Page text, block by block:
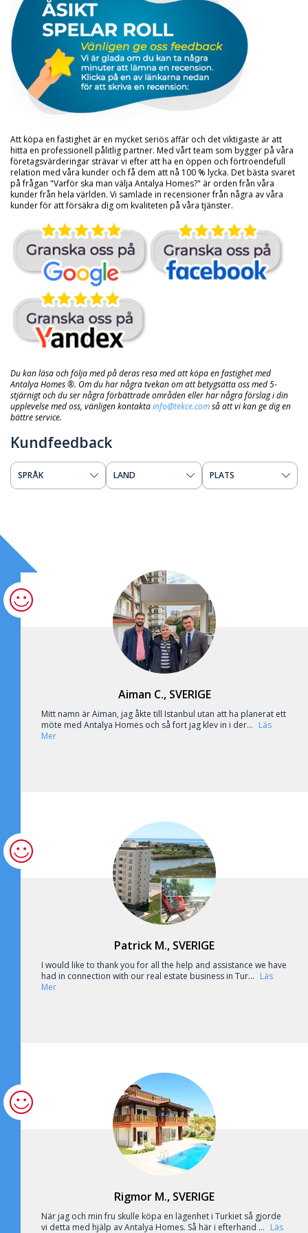
Att köpa en fastighet är en mycket seriös affär och det viktigaste är att
hitta en professionell pålitlig partner. Med vårt team som bygger på våra
företagsvärderingar strävar vi efter att ha en öppen och förtroendefull
relation med våra kunder och få dem att nå 100 % lycka. Det bästa svaret
på frågan "Varför ska man välja Antalya Homes?" är orden från våra
kunder från hela världen. Vi samlade in recensioner från några av våra
kunder för att försäkra dig om kvaliteten på våra tjänster.
Du kan läsa och följa med på deras resa med att köpa en fastighet med
Antalya Homes ®. Om du har några tvekan om att betygsätta oss med 5-
stjärnigt och du ser några förbättrade områden eller har några förslag i din
upplevelse med oss, vänligen kontaktainfo@tekce.comså att vi kan ge dig en
bättre service.
Kundfeedback
SPRÅK LAND PLATS
Aiman C., SVERIGE
Mitt namn är Aiman, jag åkte till Istanbul utan att ha planerat ett
möte med Antalya Homes och så fort jag klev in i der... Läs
Mer
Patrick M., SVERIGE
I would like to thank you for all the help and assistance we have
had in connection with our real estate business in Tur... Läs
Mer
Rigmor M., SVERIGE
När jag och min fru skulle köpa en lägenhet i Turkiet så gjorde
vi detta med hjälp av Antalya Homes. Så här i efterhand ... Läs